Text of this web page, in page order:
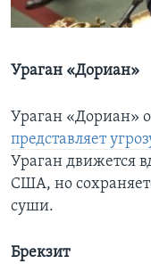
Learning English
СОЦИАЛЬНЫЕ СЕТИ
Языки
Ураган «Дориан»
Ураган «Дориан»
представляет
Ураган движется
США, но
суши.
Брекзит